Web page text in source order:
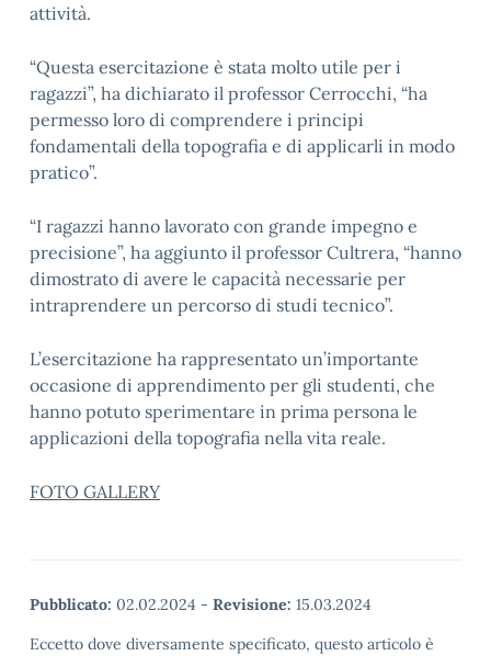
attività.
“Questa esercitazione è stata molto utile per i
ragazzi”, ha dichiarato il professor Cerrocchi, “ha
permesso loro di comprendere i principi
fondamentali della topografia e di applicarli in modo
pratico”.
“I ragazzi hanno lavorato con grande impegno e
precisione”, ha aggiunto il professor Cultrera, “hanno
dimostrato di avere le capacità necessarie per
intraprendere un percorso di studi tecnico”.
L’esercitazione ha rappresentato un’importante
occasione di apprendimento per gli studenti, che
hanno potuto sperimentare in prima persona le
applicazioni della topografia nella vita reale.
FOTO GALLERY
Pubblicato: 02.02.2024 - Revisione: 15.03.2024
Eccetto dove diversamente specificato, questo articolo è